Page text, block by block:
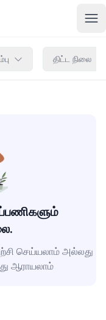
திட்ட நிலை
செய்யலாம் அல்லது
ஆராயலாம்